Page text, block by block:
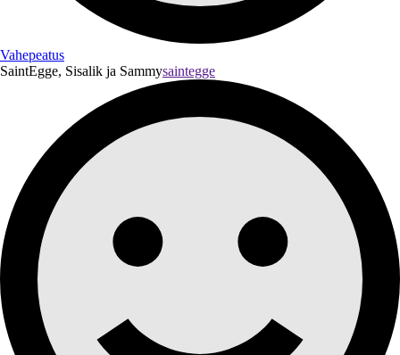
Vahepeatus
SaintEgge, Sisalik ja Sammysaintegge